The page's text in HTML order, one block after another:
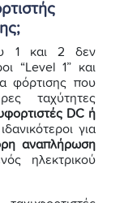
1 και 2 δεν
“Level 1” και
φόρτισης που
ταχύτητες
DC ή
για
αναπλήρωση
ηλεκτρικού